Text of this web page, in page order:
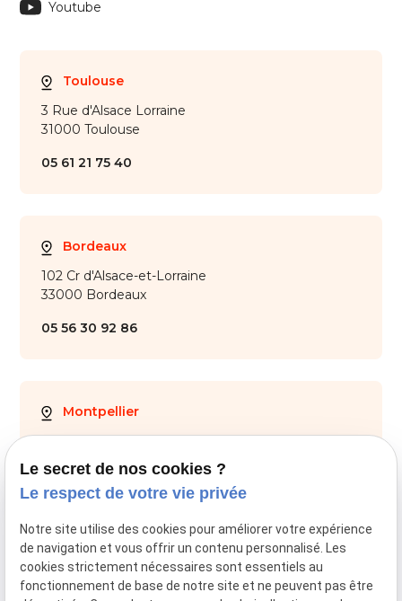
Youtube
Toulouse
3 Rue d'Alsace Lorraine
31000 Toulouse
05 61 21 75 40
Bordeaux
102 Cr d'Alsace-et-Lorraine
33000 Bordeaux
05 56 30 92 86
Montpellier
28 Av. de Maurin
34000 Montpellier
04 67 59 70 05
SIRET :44034651800028
Le secret de nos cookies ?
Le respect de votre vie privée
Notre site utilise des cookies pour améliorer votre expérience
de navigation et vous offrir un contenu personnalisé. Les
cookies strictement nécessaires sont essentiels au
fonctionnement de base de notre site et ne peuvent pas être